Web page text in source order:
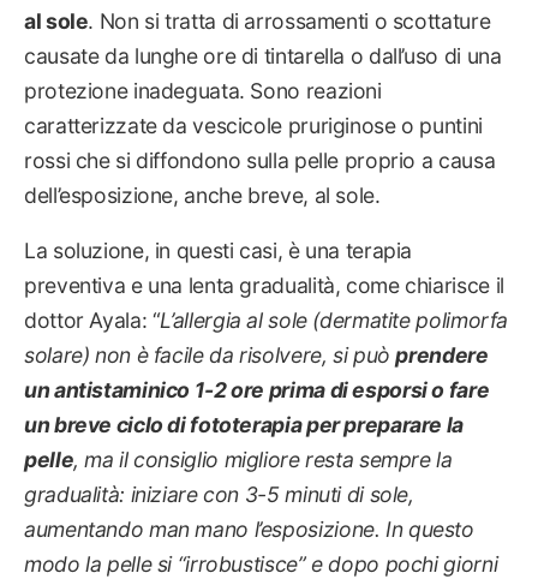
al sole. Non si tratta di arrossamenti o scottature
causate da lunghe ore di tintarella o dall’uso di una
protezione inadeguata. Sono reazioni
caratterizzate da vescicole pruriginose o puntini
rossi che si diffondono sulla pelle proprio a causa
dell’esposizione, anche breve, al sole.
La soluzione, in questi casi, è una terapia
preventiva e una lenta gradualità, come chiarisce il
dottor Ayala: “L’allergia al sole (dermatite polimorfa
solare) non è facile da risolvere, si puòprendere
un antistaminico 1-2 ore prima di esporsi o fare
un breve ciclo di fototerapia per preparare la
pelle, ma il consiglio migliore resta sempre la
gradualità: iniziare con 3-5 minuti di sole,
aumentando man mano l’esposizione. In questo
modo la pelle si “irrobustisce” e dopo pochi giorni